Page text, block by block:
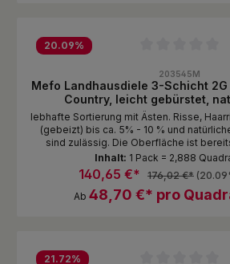
20.09%
203545M
Mefo Landhausdiele 3-Schicht 2G
Country, leicht gebürstet,
lebhafte Sortierung mit Ästen. Risse,
(gebeizt) bis ca. 5% - 10 % und
sind zulässig. Die Oberfläche ist
Oberfläche naturbelassen ,
Auswahl 1-2 Lagen im Pack
Ab 48,70 €* pro
140,65 €* 176,02 €*
Inhalt: 1 Pack = 2,888
21.72%